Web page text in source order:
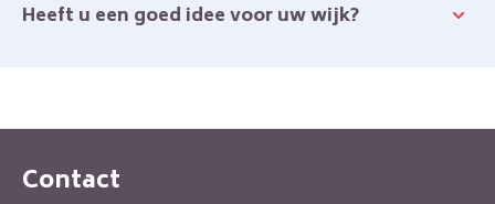
Heeft u een goed idee voor uw wijk?
Contactinformatie
Contact